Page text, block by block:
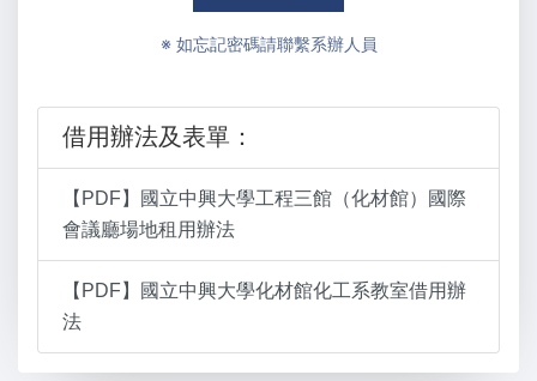
※ 如忘記密碼請聯繫系辦人員
借用辦法及表單：
【PDF】國立中興大學工程三館（化材館）國際
會議廳場地租用辦法
【PDF】國立中興大學化材館化工系教室借用辦
法